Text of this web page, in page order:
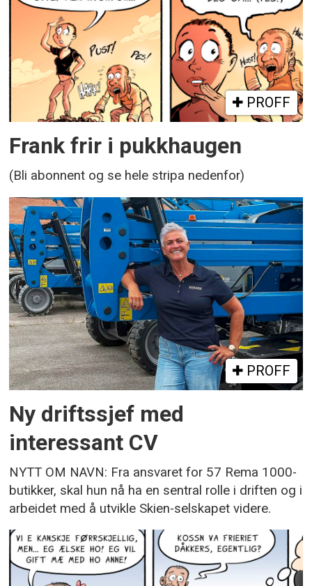
PROFF
Frank frir i pukkhaugen
(Bli abonnent og se hele stripa nedenfor)
PROFF
Ny driftssjef med
interessant CV
NYTT OM NAVN: Fra ansvaret for 57 Rema 1000-
butikker, skal hun nå ha en sentral rolle i driften og i
arbeidet med å utvikle Skien-selskapet videre.